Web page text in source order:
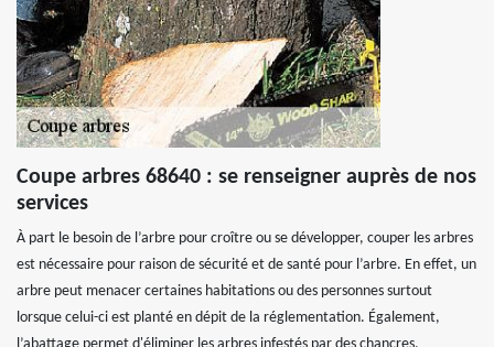
Coupe arbres 68640 : se renseigner auprès de nos
services
À part le besoin de l’arbre pour croître ou se développer, couper les arbres
est nécessaire pour raison de sécurité et de santé pour l’arbre. En effet, un
arbre peut menacer certaines habitations ou des personnes surtout
lorsque celui-ci est planté en dépit de la réglementation. Également,